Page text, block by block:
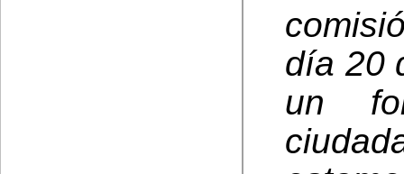
día 20
un